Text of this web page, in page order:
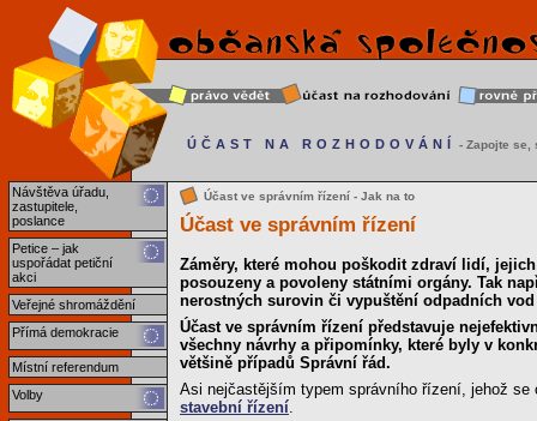
Návštěva úřadu,
zastupitele,
poslance
Petice – jak
uspořádat petiční
akci
Veřejné shromáždění
Přímá demokracie
Místní referendum
Volby
ÚČAST NA ROZHODOVÁNÍ - Zapojte se,
Účast ve správním řízení - Jak na to
Účast ve správním řízení
Záměry, které mohou poškodit zdraví lidí,
posouzeny a povoleny státními orgány. Tak
nerostných surovin či vypuštění odpadních
Účast ve správním řízení představuje
všechny návrhy a připomínky, které byly v
většině případů Správní řád.
Asi nejčastějším typem správního řízení, jehož
stavební řízení